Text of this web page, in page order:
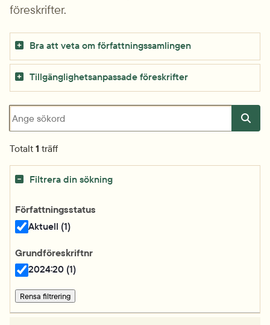
föreskrifter.
Bra att veta om författningssamlingen
Tillgänglighetsanpassade föreskrifter
Sökfråga
Totalt 1 träff
Filtrera din sökning
Författningsstatus
Aktuell (1)
Grundföreskriftnr
2024:20 (1)
Rensa filtrering